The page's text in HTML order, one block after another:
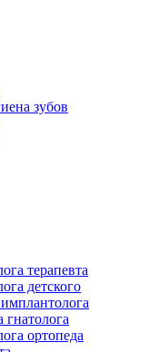
зубов
терапевта
детского
гнатолога
ортопеда